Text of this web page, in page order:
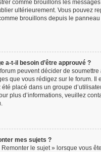
comme brouillons les
ultérieurement. Vous pouvez
brouillons depuis le
a-t-il besoin d’être approuvé ?
peuvent décider de soumettre
que vous rédigez sur le forum. Il
placé dans un groupe
plus d’informations, veuillez
mes sujets ?
le sujet » lorsque vous